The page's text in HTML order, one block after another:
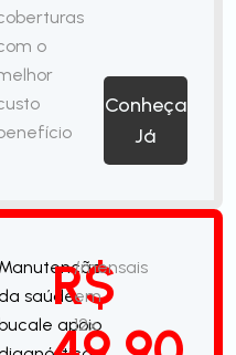
o
Conheça
Já
Manutenção
saúde
apoio
R$
/mensais
em
12x